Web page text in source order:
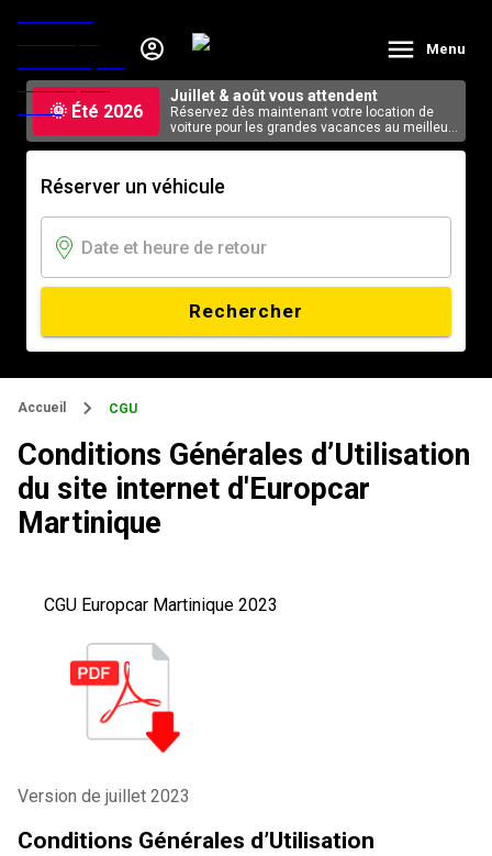
Menu
🌞 Été 2026
Juillet & août vous attendent
Réservez dès maintenant votre location de
voiture pour les grandes vacances au meilleur
tarif, en ligne.
Réserver un véhicule
Rechercher
Accueil CGU
Conditions Générales d’Utilisation
du site internet d'Europcar
Martinique
CGU Europcar Martinique 2023
Version de juillet 2023
Conditions Générales d’Utilisation